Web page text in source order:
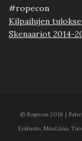
#ropecon
Kilpailujen
Skenaariot 2014-
© Ropecon 2018 |
Eräluoto, MiiaLiina,